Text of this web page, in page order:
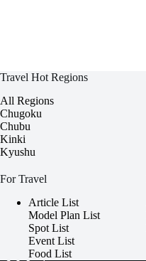
Travel Hot Regions
All Regions
Chugoku
Chubu
Kinki
Kyushu
For Travel
Article List
Model Plan List
Spot List
Event List
Food List